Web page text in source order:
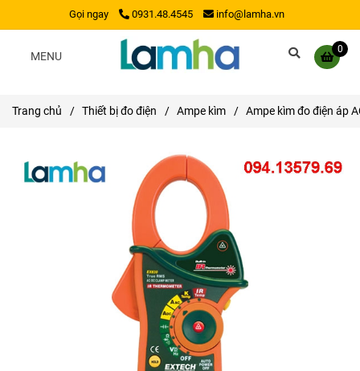
Gọi ngay 0931.48.4545 info@lamha.vn
0
MENU
Trang chủ / Thiết bị đo điện / Ampe kìm / Ampe kìm đo điện áp